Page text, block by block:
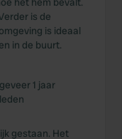
is de
is ideaal
in de buurt.
1 jaar
gestaan. Het